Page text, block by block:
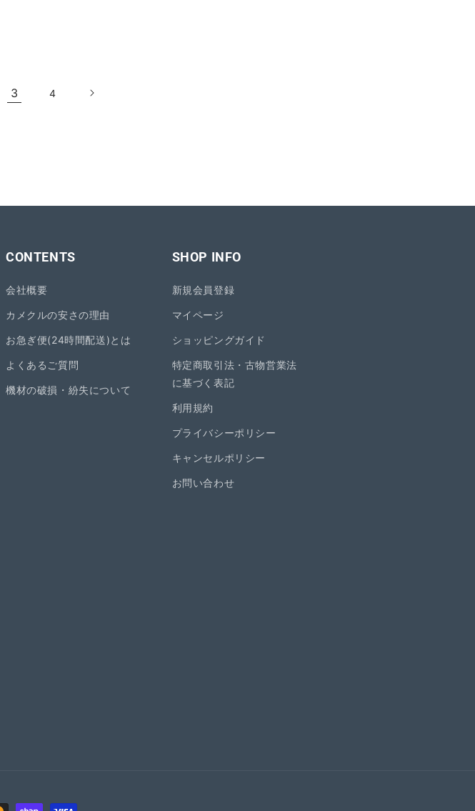
3 4
CONTENTS
会社概要
カメクルの安さの理由
お急ぎ便(24時間配送)とは
よくあるご質問
機材の破損・紛失について
SHOP INFO
新規会員登録
マイページ
ショッピングガイド
特定商取引法・古物営業法
に基づく表記
利用規約
プライバシーポリシー
キャンセルポリシー
お問い合わせ